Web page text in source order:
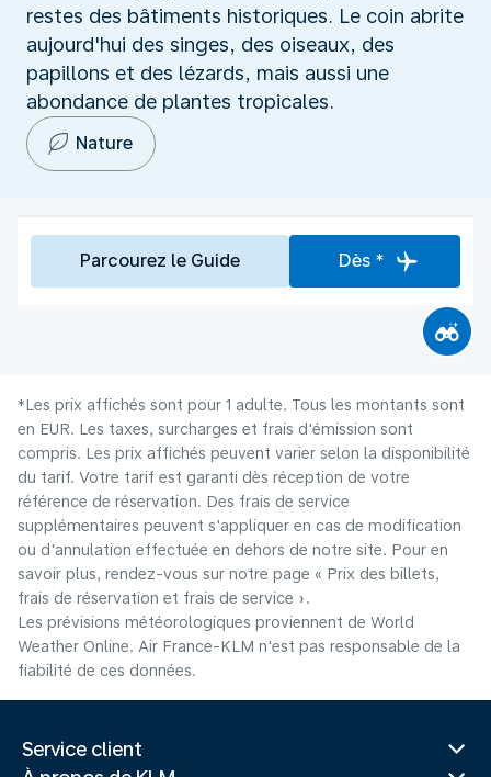
restes des bâtiments historiques. Le coin abrite
aujourd'hui des singes, des oiseaux, des
papillons et des lézards, mais aussi une
abondance de plantes tropicales.
Nature
Parcourez le Guide Dès *
*Les prix affichés sont pour 1 adulte. Tous les montants sont
en EUR. Les taxes, surcharges et frais d'émission sont
compris. Les prix affichés peuvent varier selon la disponibilité
du tarif. Votre tarif est garanti dès réception de votre
référence de réservation. Des frais de service
supplémentaires peuvent s'appliquer en cas de modification
ou d'annulation effectuée en dehors de notre site. Pour en
savoir plus, rendez-vous sur notre page « Prix des billets,
frais de réservation et frais de service ».
Les prévisions météorologiques proviennent de World
Weather Online. Air France-KLM n'est pas responsable de la
fiabilité de ces données.
Service client